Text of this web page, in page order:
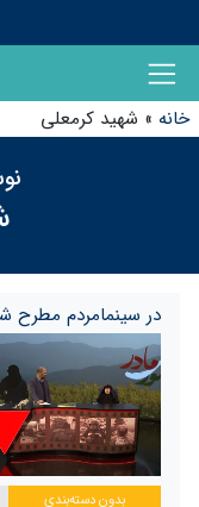
خانه » شهید کرمعلی
در سینما‌مردم مطرح
بدون دسته‌بندی